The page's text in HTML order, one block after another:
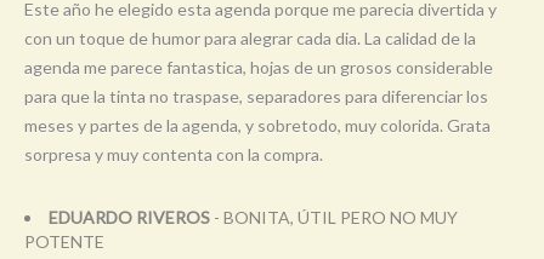
Este año he elegido esta agenda porque me parecia divertida y
con un toque de humor para alegrar cada dia. La calidad de la
agenda me parece fantastica, hojas de un grosos considerable
para que la tinta no traspase, separadores para diferenciar los
meses y partes de la agenda, y sobretodo, muy colorida. Grata
sorpresa y muy contenta con la compra.
EDUARDO RIVEROS - BONITA, ÚTIL PERO NO MUY
POTENTE